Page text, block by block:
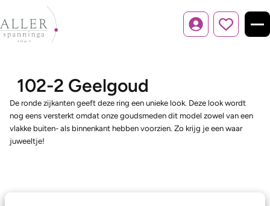
Inloggen
102-2 Geelgoud
De ronde zijkanten geeft deze ring een unieke look. Deze look wordt
nog eens versterkt omdat onze goudsmeden dit model zowel van een
vlakke buiten- als binnenkant hebben voorzien. Zo krijg je een waar
juweeltje!